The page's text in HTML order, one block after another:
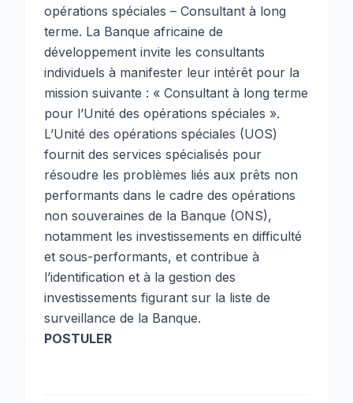
opérations spéciales – Consultant à long
terme. La Banque africaine de
développement invite les consultants
individuels à manifester leur intérêt pour la
mission suivante : « Consultant à long terme
pour l’Unité des opérations spéciales ».
L’Unité des opérations spéciales (UOS)
fournit des services spécialisés pour
résoudre les problèmes liés aux prêts non
performants dans le cadre des opérations
non souveraines de la Banque (ONS),
notamment les investissements en difficulté
et sous-performants, et contribue à
l’identification et à la gestion des
investissements figurant sur la liste de
surveillance de la Banque.
POSTULER